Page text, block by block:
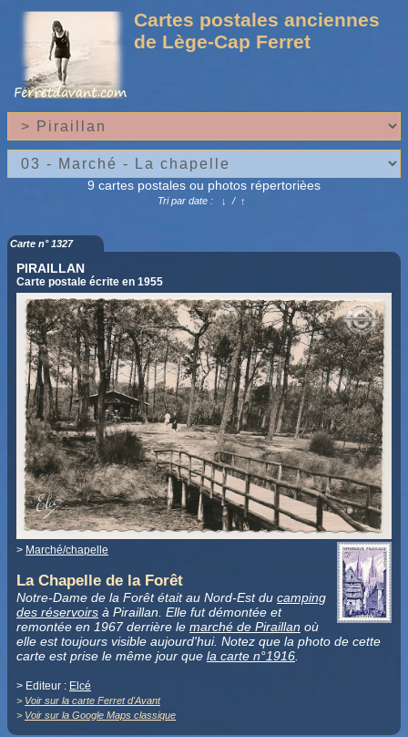
Cartes postales anciennes
de Lège-Cap Ferret
9 cartes postales ou photos répertorièes
Tri par date : ↓ /↑
Carte n° 1327
PIRAILLAN
Carte postale écrite en 1955
> Marché/chapelle
La Chapelle de la Forêt
Notre-Dame de la Forêt était au Nord-Est du camping
des réservoirs à Piraillan. Elle fut démontée et
remontée en 1967 derrière le marché de Piraillan où
elle est toujours visible aujourd'hui. Notez que la photo de cette
carte est prise le même jour que la carte n°1916
> Editeur : Elcé
> Voir sur la carte Ferret d'Avant
> Voir sur la Google Maps classique